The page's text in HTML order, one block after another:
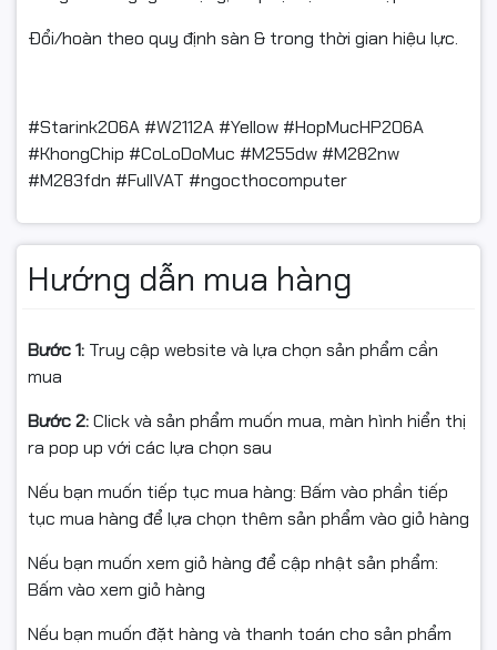
Đổi/hoàn theo quy định sàn & trong thời gian hiệu lực.
#Starink206A #W2112A #Yellow #HopMucHP206A
#KhongChip #CoLoDoMuc #M255dw #M282nw
#M283fdn #FullVAT #ngocthocomputer
Hướng dẫn mua hàng
Bước 1: Truy cập website và lựa chọn sản phẩm cần
mua
Bước 2:Click và sản phẩm muốn mua, màn hình hiển thị
ra pop up với các lựa chọn sau
Nếu bạn muốn tiếp tục mua hàng: Bấm vào phần tiếp
tục mua hàng để lựa chọn thêm sản phẩm vào giỏ hàng
Nếu bạn muốn xem giỏ hàng để cập nhật sản phẩm:
Bấm vào xem giỏ hàng
Nếu bạn muốn đặt hàng và thanh toán cho sản phẩm